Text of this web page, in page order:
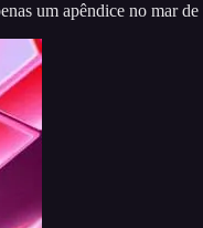
um apêndice no mar